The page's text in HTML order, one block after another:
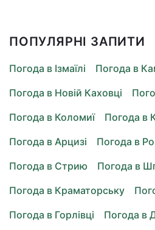
ПОПУЛЯРНІ ЗАПИТИ
Погода в Ізмаїлі
Погода в
Погода в Новій Каховці
Погода в Коломиї
Погода в
Погода в Арцизі
Погода в
Погода в Стрию
Погода в
Погода в Краматорську
Погода в Горлівці
Погода в